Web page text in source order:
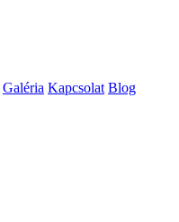
Galéria Kapcsolat Blog